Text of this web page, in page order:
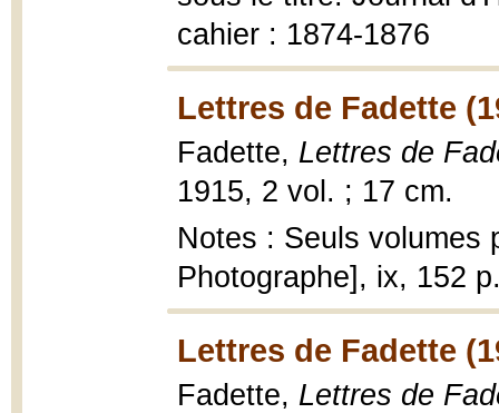
cahier : 1874-1876
Lettres de Fadette
Fadette, Lettres de
1915, 2 vol. ; 17 cm.
Notes : Seuls volumes
Photographe], ix, 152
Lettres de Fadette
Fadette, Lettres de